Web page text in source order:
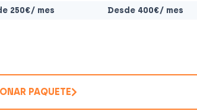
250€/ mes Desde 400€/ mes
PAQUETE